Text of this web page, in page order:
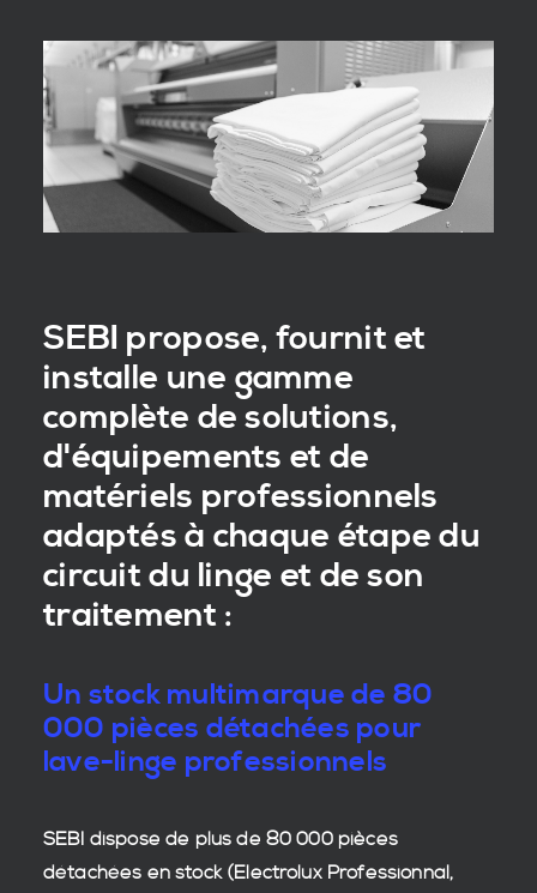
SEBI propose, fournit et
installe une gamme
complète de solutions,
d'équipements et de
matériels professionnels
adaptés à chaque étape du
circuit du linge et de son
traitement :
Un stock multimarque de 80
000 pièces détachées pour
lave-linge professionnels
SEBI dispose de plus de 80 000pièces
détachées en stock(Electrolux Professionnal,